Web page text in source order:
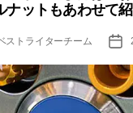
ー
ナットもあわせて
ストライターチーム
投
日